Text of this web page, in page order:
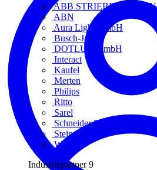
ABB STRIEBEL & JOHN
ABN
Aura Light GmbH
Busch-Jaeger
DOTLUX GmbH
Interact
Kaufel
Merten
Philips
Ritto
Sarel
Schneider Electric
Steinel
Wago
Industriepartner 9